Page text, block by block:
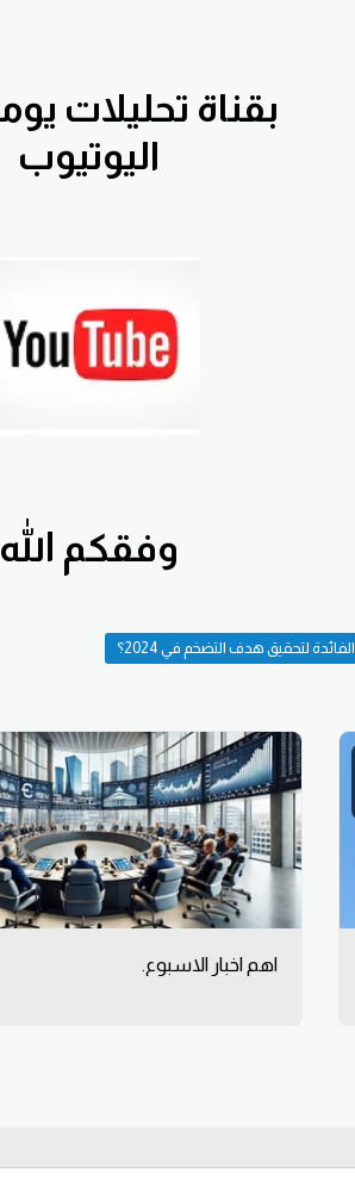
اليوتيوب
وفقكم الله
لتحقيق هدف التضخم في 2024؟
اهم اخبار الاسبوع.